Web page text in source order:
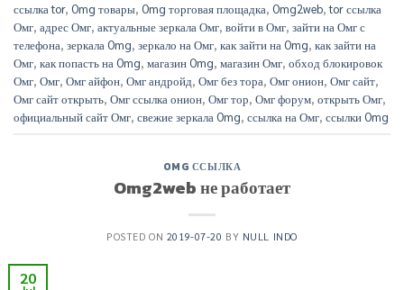
ссылка tor, Omg товары, Omg торговая площадка, Omg2web,tor ссылка
Омг, адрес Омг, актуальные зеркала Омг, войти в Омг, зайти на Омг с
телефона, зеркала Omg, зеркало на Омг, как зайти на Omg, как зайти на
Омг, как попасть на Omg, магазин Omg, магазин Омг, обход блокировок
Омг, Омг, Омг айфон, Омг андройд, Омг без тора, Омг онион, Омг сайт,
Омг сайт открыть, Омг ссылка онион, Омг тор, Омг форум, открыть Омг,
официальный сайт Омг, свежие зеркала Omg, ссылка на Омг, ссылки Omg
OMG ССЫЛКА
Omg2web не работает
POSTED ON 2019-07-20 BY NULL INDO
20